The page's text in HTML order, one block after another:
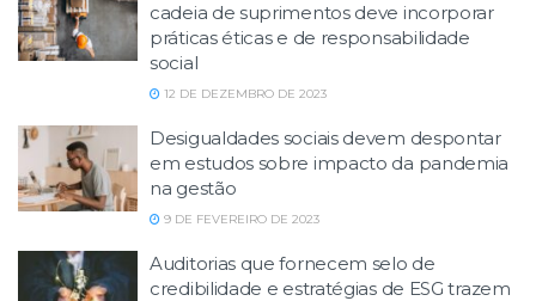
cadeia de suprimentos deve incorporar
práticas éticas e de responsabilidade
social
12 DE DEZEMBRO DE 2023
Desigualdades sociais devem despontar
em estudos sobre impacto da pandemia
na gestão
9 DE FEVEREIRO DE 2023
Auditorias que fornecem selo de
credibilidade e estratégias de ESG trazem